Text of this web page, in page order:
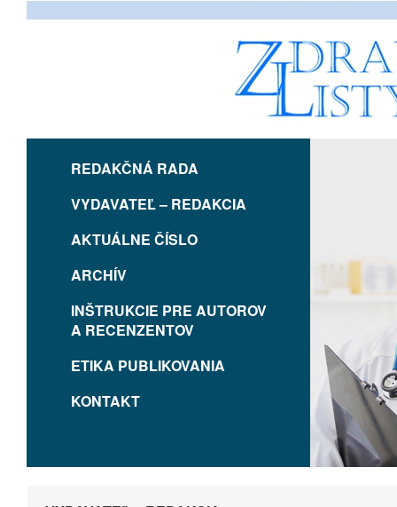
REDAKČNÁ RADA
VYDAVATEĽ – REDAKCIA
AKTUÁLNE ČÍSLO
ARCHÍV
INŠTRUKCIE PRE AUTOROV
A RECENZENTOV
ETIKA PUBLIKOVANIA
KONTAKT